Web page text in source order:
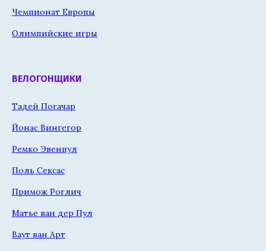
Чемпионат Европы
Олимпийские игры
ВЕЛОГОНЩИКИ
Тадей Погачар
Йонас Вингегор
Ремко Эвенпул
Поль Сексас
Примож Роглич
Матье ван дер Пул
Ваут ван Арт